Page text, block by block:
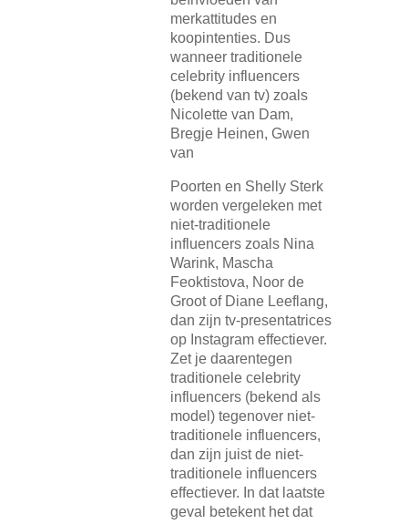
merkattitudes en
koopintenties. Dus
wanneer traditionele
celebrity influencers
(bekend van tv) zoals
Nicolette van Dam,
Bregje Heinen, Gwen
van
Poorten en Shelly Sterk
worden vergeleken met
niet-traditionele
influencers zoals Nina
Warink, Mascha
Feoktistova, Noor de
Groot of Diane Leeflang,
dan zijn tv-presentatrices
op Instagram effectiever.
Zet je daarentegen
traditionele celebrity
influencers (bekend als
model) tegenover niet-
traditionele influencers,
dan zijn juist de niet-
traditionele influencers
effectiever. In dat laatste
geval betekent het dat